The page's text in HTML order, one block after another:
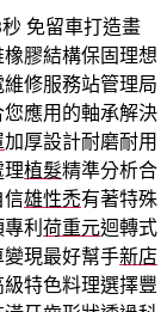
免留車打造畫
膠結構保固理想
修服務站管理局
應用的軸承解決
加厚設計耐磨耐用
植髮精準分析合
信雄性禿有著特殊
利荷重元迴轉式
現最好幫手新店
特色料理選擇豐